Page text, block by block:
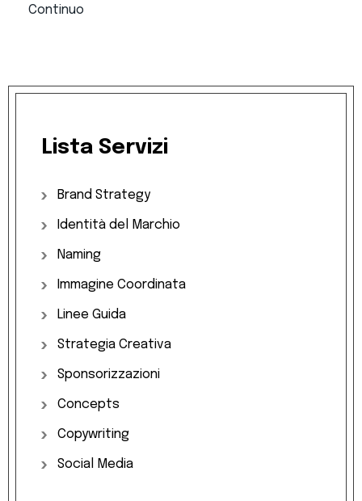
Continuo
Lista Servizi
Brand Strategy
Identità del Marchio
Naming
Immagine Coordinata
Linee Guida
Strategia Creativa
Sponsorizzazioni
Concepts
Copywriting
Social Media